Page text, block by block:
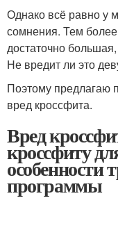
Однако всё равно у
сомнения. Тем
достаточно
Не вредит ли это
Поэтому предлагаю
вред кроссфита.
Вред
кроссфиту
особенности
программы